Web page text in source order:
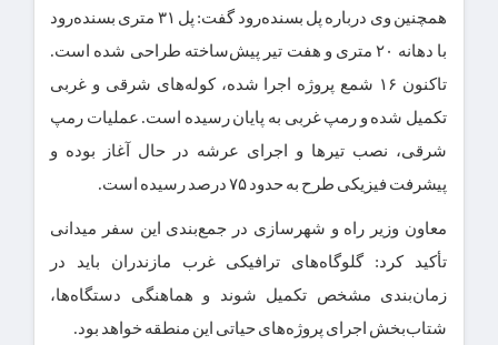
همچنین وی درباره پل بسنده‌رود گفت: پل ۳۱ متری بسنده‌رود
با دهانه ۲۰ متری و هفت تیر پیش‌ساخته طراحی شده است.
تاکنون ۱۶ شمع پروژه اجرا شده، کوله‌های شرقی و غربی
تکمیل شده و رمپ غربی به پایان رسیده است. عملیات رمپ
شرقی، نصب تیرها و اجرای عرشه در حال آغاز بوده و
پیشرفت فیزیکی طرح به حدود ۷۵ درصد رسیده است.
معاون وزیر راه و شهرسازی در جمع‌بندی این سفر میدانی
تأکید کرد: گلوگاه‌های ترافیکی غرب مازندران باید در
زمان‌بندی مشخص تکمیل شوند و هماهنگی دستگاه‌ها،
شتاب‌بخش اجرای پروژه‌های حیاتی این منطقه خواهد بود.